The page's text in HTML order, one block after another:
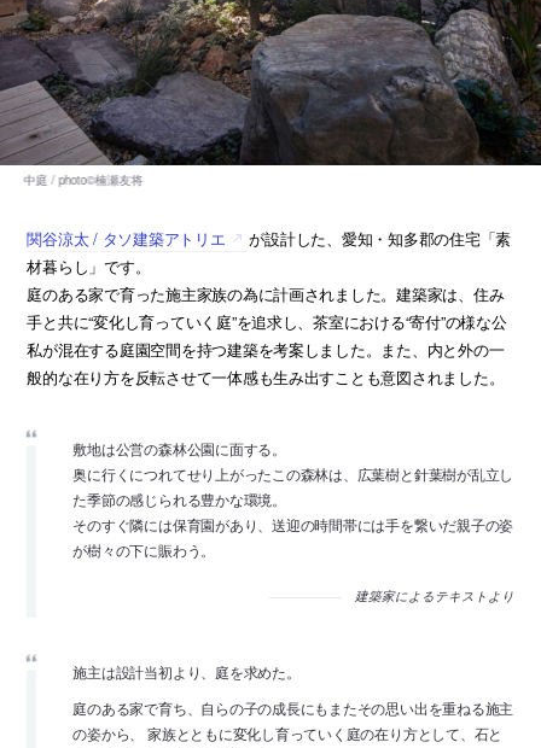
関谷涼太 / タソ建築アトリエ
が設計した、愛知・知多郡の住宅「素
材暮らし」です。
庭のある家で育った施主家族の為に計画されました。建築家は、住み
手と共に“変化し育っていく庭”を追求し、茶室における“寄付”の様な公
私が混在する庭園空間を持つ建築を考案しました。また、内と外の一
般的な在り方を反転させて一体感も生み出すことも意図されました。
敷地は公営の森林公園に面する。
奥に行くにつれてせり上がったこの森林は、広葉樹と針葉樹が乱立し
た季節の感じられる豊かな環境。
そのすぐ隣には保育園があり、送迎の時間帯には手を繋いだ親子の姿
が樹々の下に賑わう。
建築家によるテキストより
施主は設計当初より、庭を求めた。
庭のある家で育ち、自らの子の成長にもまたその思い出を重ねる施主
の姿から、 家族とともに変化し育っていく庭の在り方として、石と